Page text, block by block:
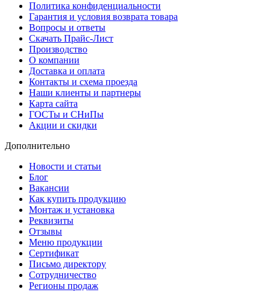
Политика конфиденциальности
Гарантия и условия возврата товара
Вопросы и ответы
Скачать Прайс-Лист
Производство
О компании
Доставка и оплата
Контакты и схема проезда
Наши клиенты и партнеры
Карта сайта
ГОСТы и СНиПы
Акции и скидки
Дополнительно
Новости и статьи
Блог
Вакансии
Как купить продукцию
Монтаж и установка
Реквизиты
Отзывы
Меню продукции
Сертификат
Письмо директору
Сотрудничество
Регионы продаж